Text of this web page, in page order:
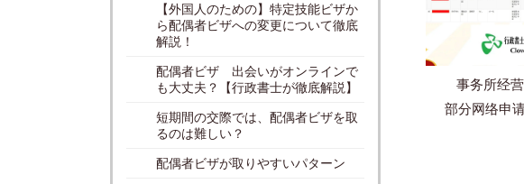
事务所经
部分网络申
【外国人のための】特定技能ビザか
ら配偶者ビザへの変更について徹底
解説！
配偶者ビザ 出会いがオンラインで
も大丈夫？【行政書士が徹底解説】
短期間の交際では、配偶者ビザを取
るのは難しい？
配偶者ビザが取りやすいパターン